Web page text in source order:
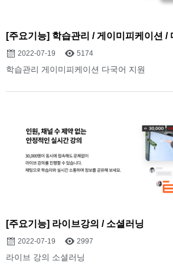
[주요기능] 학습관리 / 게이미피케이션 /
2022-07-19 5174
학습관리 게이미피케이션 다국어 지원
[주요기능] 라이브강의 / 소셜러닝
2022-07-19 2997
라이브 강의 소셜러닝